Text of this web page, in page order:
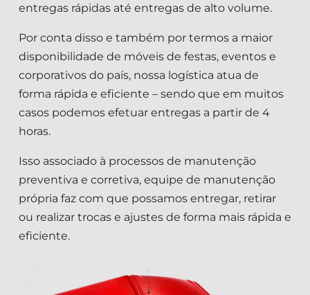
entregas rápidas até entregas de alto volume.
Por conta disso e também por termos a maior
disponibilidade de móveis de festas, eventos e
corporativos do país, nossa logística atua de
forma rápida e eficiente – sendo que em muitos
casos podemos efetuar entregas a partir de 4
horas.
Isso associado à processos de manutenção
preventiva e corretiva, equipe de manutenção
própria faz com que possamos entregar, retirar
ou realizar trocas e ajustes de forma mais rápida e
eficiente.